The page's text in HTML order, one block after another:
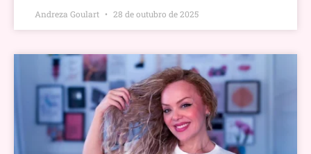
Andreza Goulart 28 de outubro de 2025